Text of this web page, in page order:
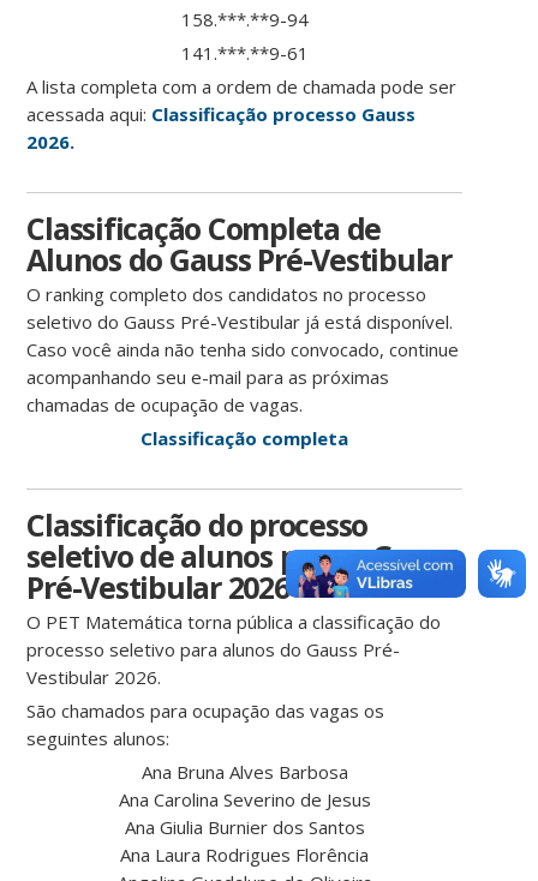
158.***.**9-94
141.***.**9-61
A lista completa com a ordem de chamada pode ser
acessada aqui: Classificação processo Gauss
2026.
Classificação Completa de
Alunos do Gauss Pré-Vestibular
O ranking completo dos candidatos no processo
seletivo do Gauss Pré-Vestibular já está disponível.
Caso você ainda não tenha sido convocado, continue
acompanhando seu e-mail para as próximas
chamadas de ocupação de vagas.
Classificação completa
Classificação do processo
seletivo de alunos para o Gauss
Pré-Vestibular 2026
O PET Matemática torna pública a classificação do
processo seletivo para alunos do Gauss Pré-
Vestibular 2026.
São chamados para ocupação das vagas os
seguintes alunos:
Ana Bruna Alves Barbosa
Ana Carolina Severino de Jesus
Ana Giulia Burnier dos Santos
Ana Laura Rodrigues Florência